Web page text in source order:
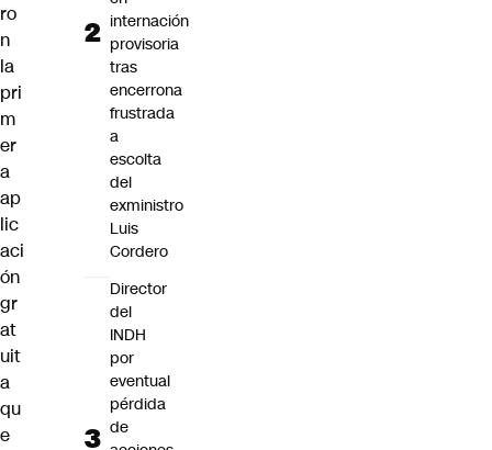
ro
n
la
pri
m
er
a
ap
lic
aci
ón
gr
at
uit
a
qu
e
internación
provisoria
tras
encerrona
frustrada
a
escolta
del
exministro
Luis
Cordero
Director
del
INDH
por
eventual
pérdida
de